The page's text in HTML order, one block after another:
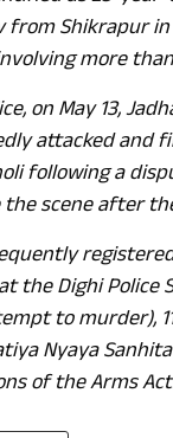
from Shikrapur
more
on May 13,
attacked and
following a
scene after
the Dighi Police
to murder),
Nyaya
of the Arms